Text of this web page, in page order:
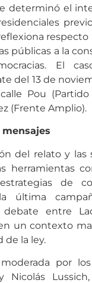
determinó el
respecto
públicas a la
El
del 13 de
Pou
(Frente Amplio).
del relato y las
herramientas
de
última
debate entre
un contexto
de la ley.
por
Nicolás